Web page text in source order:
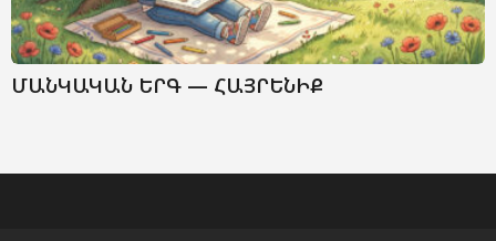
ՄԱՆԿԱԿԱՆ ԵՐԳ — ՀԱՅՐԵՆԻՔ